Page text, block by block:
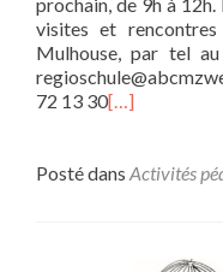
visites et
Mulhouse, par tel
72 13 30[…]
Posté dans Activités